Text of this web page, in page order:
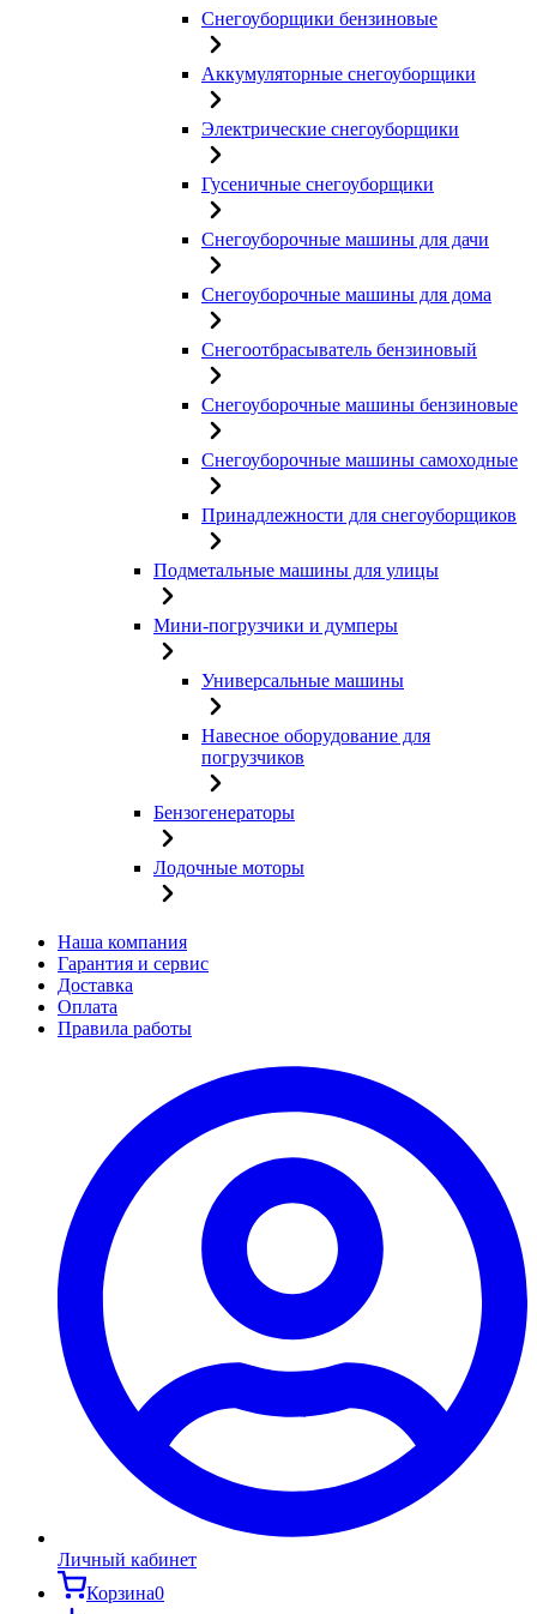
Снегоуборщики бензиновые
Аккумуляторные снегоуборщики
Электрические снегоуборщики
Гусеничные снегоуборщики
Снегоуборочные машины для дачи
Снегоуборочные машины для дома
Снегоотбрасыватель бензиновый
Снегоуборочные машины бензиновые
Снегоуборочные машины самоходные
Принадлежности для снегоуборщиков
Подметальные машины для улицы
Мини-погрузчики и думперы
Универсальные машины
Навесное оборудование для
погрузчиков
Бензогенераторы
Лодочные моторы
Наша компания
Гарантия и сервис
Доставка
Оплата
Правила работы
Личный кабинет
Корзина0